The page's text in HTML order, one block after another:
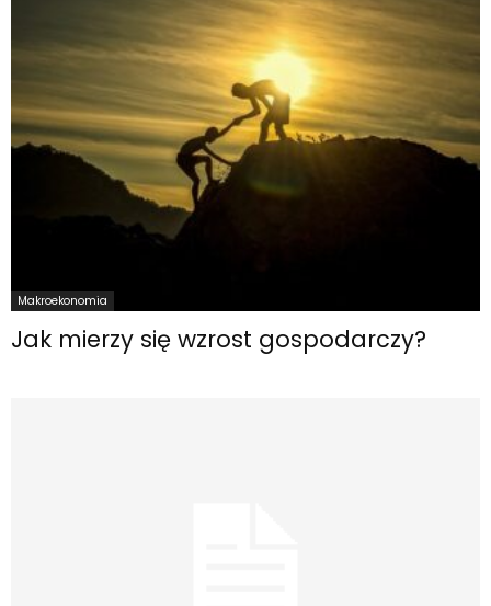
Makroekonomia
Jak mierzy się wzrost gospodarczy?